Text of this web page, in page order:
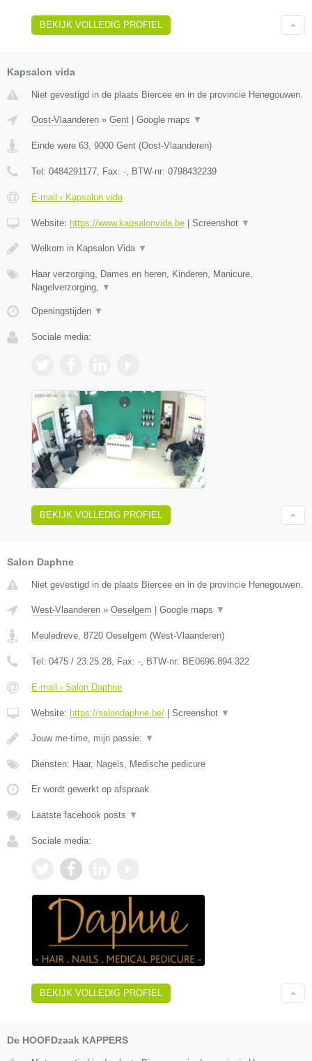
BEKIJK VOLLEDIG PROFIEL
Kapsalon vida
Niet gevestigd in de plaats Biercee en in de provincie Henegouwen.
Oost-Vlaanderen » Gent Google maps ▼
Einde were 63, 9000 Gent (Oost-Vlaanderen)
Tel: 0484291177, Fax: -, BTW-nr: 0798432239
E-mail › Kapsalon vida
Website: https://www.kapsalonvida.be Screenshot ▼
Welkom in Kapsalon Vida ▼
Haar verzorging, Dames en heren, Kinderen, Manicure,
Nagelverzorging, ▼
Openingstijden ▼
Sociale media:
BEKIJK VOLLEDIG PROFIEL
Salon Daphne
Niet gevestigd in de plaats Biercee en in de provincie Henegouwen.
West-Vlaanderen » Oeselgem Google maps ▼
Meuledreve, 8720 Oeselgem (West-Vlaanderen)
Tel: 0475 / 23.25.28, Fax: -, BTW-nr: BE0696.894.322
E-mail › Salon Daphne
Website: https://salondaphne.be/ Screenshot ▼
Jouw me-time, mijn passie: ▼
Diensten: Haar, Nagels, Medische pedicure
Er wordt gewerkt op afspraak.
Laatste facebook posts ▼
Sociale media:
BEKIJK VOLLEDIG PROFIEL
De HOOFDzaak KAPPERS